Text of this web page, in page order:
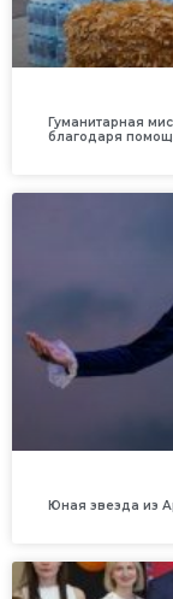
Гуманитарная
благодаря
Юная звезда из